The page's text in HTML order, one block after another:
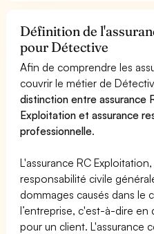
Définition de
pour Détective
Afin de comprendre les
couvrir le métier de
distinction entre assurance
Exploitation et assurance
professionnelle.
L'assurance RC
responsabilité civile
dommages causés dans le
l’entreprise, c'est-à-dire
pour un client. L'assurance